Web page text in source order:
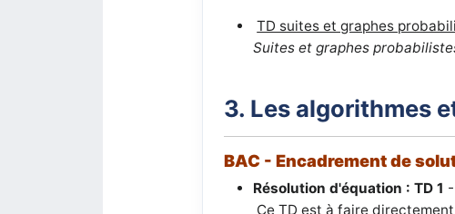
TD suites et graphes
Suites et graphes
3. Les algorithmes
BAC - Encadrement de
Résolution d'équation : TD 1 -
Ce TD est à faire